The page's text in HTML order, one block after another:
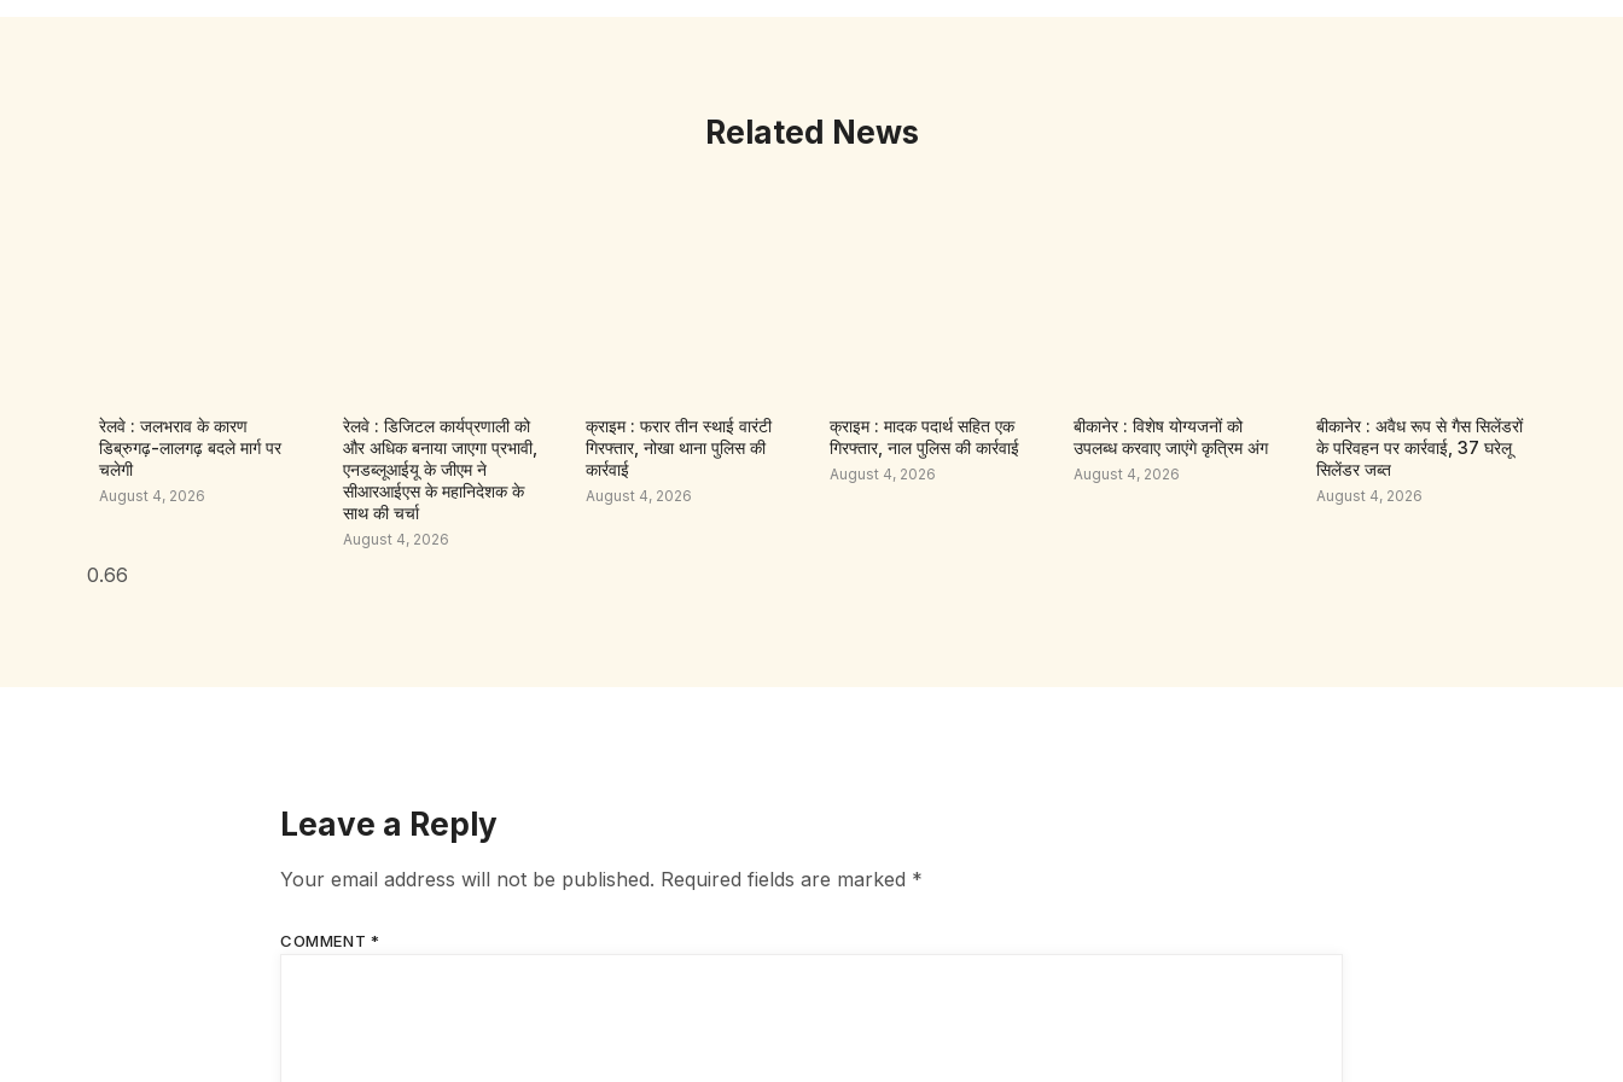
Related News
रेलवे : जलभराव के कारण
डिब्रुगढ़-लालगढ़ बदले मार्ग पर
चलेगी
August 4, 2026
रेलवे : डिजिटल कार्यप्रणाली को
और अधिक बनाया जाएगा प्रभावी,
एनडब्लूआईयू के जीएम ने
सीआरआईएस के महानिदेशक के
साथ की चर्चा
August 4, 2026
क्राइम : फरार तीन स्थाई वारंटी
गिरफ्तार, नोखा थाना पुलिस की
कार्रवाई
August 4, 2026
क्राइम : मादक पदार्थ सहित एक
गिरफ्तार, नाल पुलिस की कार्रवाई
August 4, 2026
बीकानेर : विशेष योग्यजनों को
उपलब्ध करवाए जाएंगे कृत्रिम अंग
August 4, 2026
बीकानेर : अवैध रूप से गैस सिलेंडरों
के परिवहन पर कार्रवाई, 37 घरेलू
सिलेंडर जब्त
August 4, 2026
Leave a Reply
Your email address will not be published. Required fields are marked *
COMMENT *